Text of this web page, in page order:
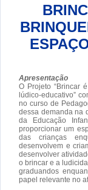
Apresentação
O Projeto “Brincar
lúdico-educativo”
no curso de
dessa demanda na
da Educação
proporcionar um
das crianças
desenvolvem e
desenvolver
o brincar e a
graduandos
papel relevante no